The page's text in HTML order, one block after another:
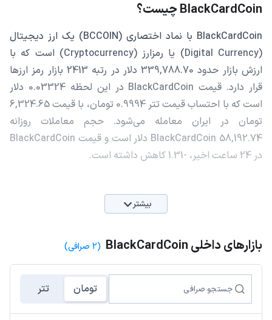
BlackCardCoin چیست؟
BlackCardCoin با نماد اختصاری (BCCOIN) یک ارز دیجیتال
(Digital Currency) یا رمزارز (Cryptocurrency) است که با
ارزش بازار حدود 339,788.70 دلار در رتبه 2413 بازار رمز ارزها
قرار دارد. قیمت BlackCardCoin در این لحظه 0.03324 دلار
است که با احتساب قیمت تتر 0.9994 تومان، با قیمت 6,324.65
تومان در ایران معامله می‌شود. حجم معاملات روزانه
BlackCardCoin 58,192.74 دلار است و قیمت BlackCardCoin
در 24 ساعت اخیر، -1.31 کاهش داشته است.
بیشتر
بازارهای داخلی BlackCardCoin (2 صرافی)
تومان تتر